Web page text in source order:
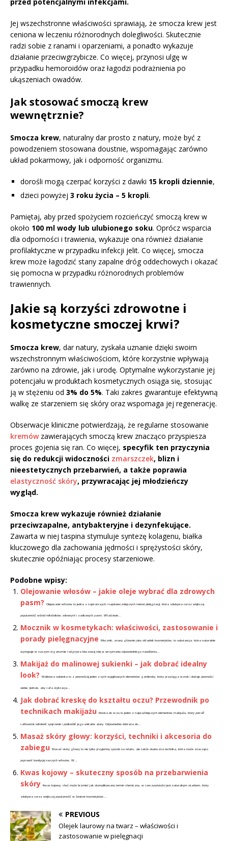
Jej wszechstronne właściwości sprawiają, że smocza krew jest
ceniona w leczeniu różnorodnych dolegliwości. Skutecznie
radzi sobie z ranami i oparzeniami, a ponadto wykazuje
działanie przeciwgrzybicze. Co więcej, przynosi ulgę w
przypadku hemoroidów oraz łagodzi podrażnienia po
ukąszeniach owadów.
Jak stosować smoczą krew
wewnętrznie?
Smocza krew, naturalny dar prosto z natury, może być z
powodzeniem stosowana doustnie, wspomagając zarówno
układ pokarmowy, jak i odporność organizmu.
dorośli mogą czerpać korzyści z dawki 15 kropli dziennie,
dzieci powyżej 3 roku życia – 5 kropli.
Pamiętaj, aby przed spożyciem rozcieńczyć smoczą krew w
około 100 ml wody lub ulubionego soku. Oprócz wsparcia
dla odporności i trawienia, wykazuje ona również działanie
profilaktyczne w przypadku infekcji jelit. Co więcej, smocza
krew może łagodzić stany zapalne dróg oddechowych i okazać
się pomocna w przypadku różnorodnych problemów
trawiennych.
Jakie są korzyści zdrowotne i
kosmetyczne smoczej krwi?
Smocza krew, dar natury, zyskała uznanie dzięki swoim
wszechstronnym właściwościom, które korzystnie wpływają
zarówno na zdrowie, jak i urodę. Optymalne wykorzystanie jej
potencjału w produktach kosmetycznych osiąga się, stosując
ją w stężeniu od 3% do 5%. Taki zakres gwarantuje efektywną
walkę ze starzeniem się skóry oraz wspomaga jej regenerację.
Obserwacje kliniczne potwierdzają, że regularne stosowanie
kremówzawierających smoczą krew znacząco przyspiesza
proces gojenia się ran. Co więcej, specyfik ten przyczynia
się do redukcji widoczności zmarszczek, blizn i
nieestetycznych przebarwień, a także poprawia
elastyczność skóry, przywracając jej młodzieńczy
wygląd.
Smocza krew wykazuje również działanie
przeciwzapalne, antybakteryjne i dezynfekujące.
Zawarta w niej taspina stymuluje syntezę kolagenu, białka
kluczowego dla zachowania jędrności i sprężystości skóry,
skutecznie opóźniając procesy starzeniowe.
Podobne wpisy:
Olejowanie włosów – jakie oleje wybrać dla zdrowych
pasm?
Olejowanie włosów to jedna z najstarszych i najskuteczniejszych metod pielęgnacji, która zdobywa coraz większą
popularność wśród miłośników zdrowych i zadbanych pasm. Właściwie...
Mocznik w kosmetykach: właściwości, zastosowanie i
porady pielęgnacyjne
Mocznik, znany głównie jako składnik kosmetyków, to substancja, która naturalnie
występuje w naszym organizmie i odgrywa kluczową rolę w utrzymaniu odpowiedniego nawilżenia...
Makijaż do malinowej sukienki – jak dobrać idealny
look?
Malinowa sukienka to z pewnością jeden z tych wyjątkowych elementów garderoby, który przyciąga wzrok i dodaje pewności
siebie. Jednak, aby cała stylizacja...
Jak dobrać kreskę do kształtu oczu? Przewodnik po
technikach makijażu
Kreska do oczu to jeden z najważniejszych elementów makijażu, który potrafi
całkowicie odmienić spojrzenie i podkreślić jego unikalne atuty. Odpowiednio dobrana do...
Masaż skóry głowy: korzyści, techniki i akcesoria do
zabiegu
Masaż skóry głowy to nie tylko przyjemny sposób na relaks, ale także skuteczna technika, która może znacząco
poprawić kondycję naszych włosów. W...
Kwas kojowy – skuteczny sposób na przebarwienia
skóry Kwas kojowy, choć może brzmieć jak skomplikowany termin chemiczny, w rzeczywistości jest naturalnym skarbem, który
zdobywa coraz większą popularność w świecie kosmetyków....
PREVIOUS
Olejek laurowy na twarz – właściwości i
zastosowanie w pielęgnacji